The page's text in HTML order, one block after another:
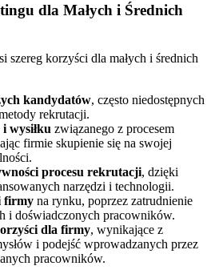
dla Małych i Średnich
szereg korzyści dla małych i średnich
kandydatów, często niedostępnych
rekrutacji.
i wysiłku związanego z procesem
firmie skupienie się na swojej
procesu rekrutacji, dzięki
narzędzi i technologii.
firmy na rynku, poprzez zatrudnienie
i doświadczonych pracowników.
dla firmy, wynikające z
i podejść wprowadzanych przez
pracowników.